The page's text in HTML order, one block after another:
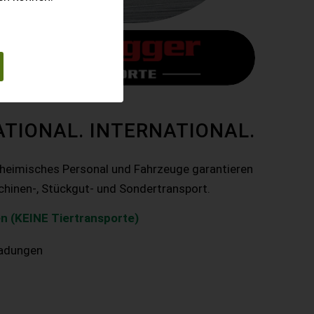
INTERNATIONAL.
Personal und Fahrzeuge garantieren
, Stückgut- und Sondertransport.
(KEINE Tiertransporte)